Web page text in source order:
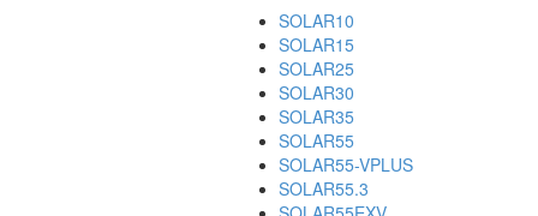
SOLAR10
SOLAR15
SOLAR25
SOLAR30
SOLAR35
SOLAR55
SOLAR55-VPLUS
SOLAR55.3